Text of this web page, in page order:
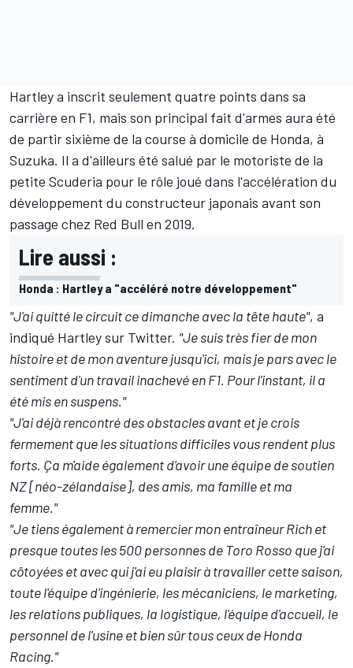
Hartley a inscrit seulement quatre points dans sa
carrière en F1, mais son principal fait d'armes aura été
de partir sixième de la course à domicile de Honda, à
Suzuka. Il a d'ailleurs été salué par le motoriste de la
petite Scuderia pour le rôle joué dans l'accélération du
développement du constructeur japonais avant son
passage chez Red Bull en 2019.
Lire aussi :
Honda : Hartley a "accéléré notre développement"
"J'ai quitté le circuit ce dimanche avec la tête haute", a
indiqué Hartley sur Twitter. "Je suis très fier de mon
histoire et de mon aventure jusqu'ici, mais je pars avec le
sentiment d'un travail inachevé en F1. Pour l'instant, il a
été mis en suspens."
"J'ai déjà rencontré des obstacles avant et je crois
fermement que les situations difficiles vous rendent plus
forts. Ça m'aide également d'avoir une équipe de soutien
NZ [néo-zélandaise], des amis, ma famille et ma
femme."
"Je tiens également à remercier mon entraîneur Rich et
presque toutes les 500 personnes de Toro Rosso que j'ai
côtoyées et avec qui j'ai eu plaisir à travailler cette saison,
toute l'équipe d'ingénierie, les mécaniciens, le marketing,
les relations publiques, la logistique, l'équipe d'accueil, le
personnel de l'usine et bien sûr tous ceux de Honda
Racing."